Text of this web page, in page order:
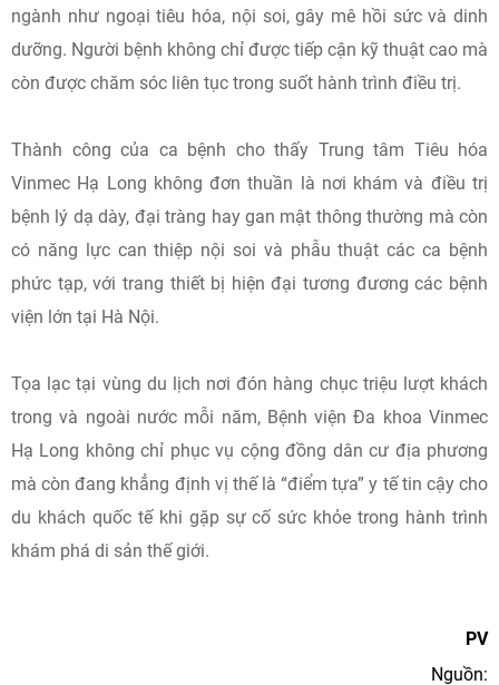
ngành như ngoại tiêu hóa, nội soi, gây mê hồi sức và dinh
dưỡng. Người bệnh không chỉ được tiếp cận kỹ thuật cao mà
còn được chăm sóc liên tục trong suốt hành trình điều trị.
Thành công của ca bệnh cho thấy Trung tâm Tiêu hóa
Vinmec Hạ Long không đơn thuần là nơi khám và điều trị
bệnh lý dạ dày, đại tràng hay gan mật thông thường mà còn
có năng lực can thiệp nội soi và phẫu thuật các ca bệnh
phức tạp, với trang thiết bị hiện đại tương đương các bệnh
viện lớn tại Hà Nội.
Tọa lạc tại vùng du lịch nơi đón hàng chục triệu lượt khách
trong và ngoài nước mỗi năm, Bệnh viện Đa khoa Vinmec
Hạ Long không chỉ phục vụ cộng đồng dân cư địa phương
mà còn đang khẳng định vị thế là “điểm tựa” y tế tin cậy cho
du khách quốc tế khi gặp sự cố sức khỏe trong hành trình
khám phá di sản thế giới.
PV
Nguồn: